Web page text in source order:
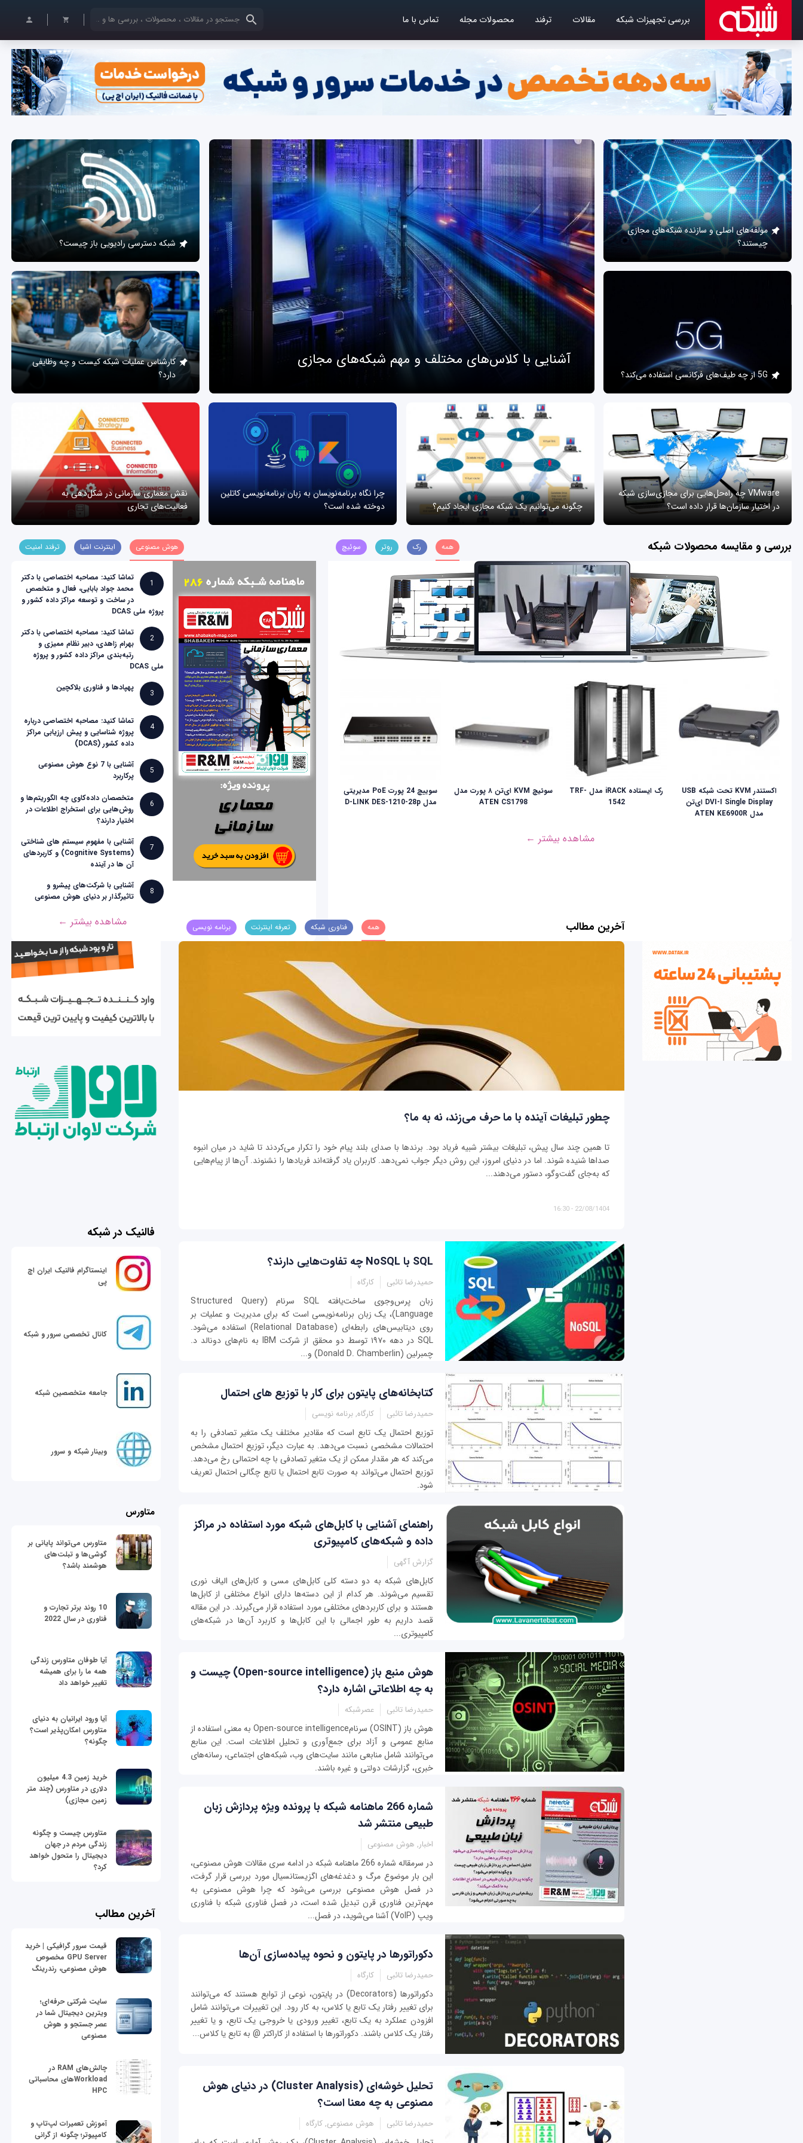
بررسی تجهیزات شبکه مقالات ترفند محصولات مجله تماس با ما کلمات کلیدی خود را وارد کنید
آشنایی با کلاس‌های مختلف و مهم شبکه‌های مجازی
مولفه‌های اصلی و سازنده شبکه‌های مجازی
چیستند؟
5G از چه طیف‌های فرکانسی استفاده می‌کند؟
شبکه دسترسی رادیویی باز چیست؟
کارشناس عملیات شبکه کیست و چه وظایفی
دارد؟
VMware چه راه‌حل‌هایی برای مجازی‌سازی شبکه
در اختیار سازمان‌ها قرار داده است؟
چگونه می‌توانیم یک شبکه مجازی ایجاد کنیم؟
چرا نگاه برنامه‌نویسان به زبان برنامه‌نویسی کاتلین
دوخته شده است؟
نقش معماری سازمانی در شکل‌دهی به
فعالیت‌های تجاری
بررسی و مقایسه محصولات شبکه همه رک روتر سوئیچ
اکستندر KVM تحت شبکه USB
DVI-I Single Display ای‌تن
مدل ATEN KE6900R
رک ایستاده iRACK مدل TRF-
1542
سوئیچ KVM ای‌تن ۸ پورت مدل
ATEN CS1798
سوییچ 24 پورت PoE مدیریتی
مدل D-LINK DES-1210-28p
مشاهده بیشتر ←
هوش مصنوعی اینترنت اشیا ترفند امنیت
1
تماشا کنید: مصاحبه اختصاصی با دکتر
محمد جواد بابایی، فعال و متخصص
در ساخت و توسعه مراکز داده کشور و
پروژه ملی DCAS
2
تماشا کنید: مصاحبه اختصاصی با دکتر
بهرام زاهدی، دبیر نظام ممیزی و
رتبه‌بندی مراکز داده کشور و پروژه
ملی DCAS
3
پهپادها و فناوری بلاکچین
4
تماشا کنید: مصاحبه اختصاصی درباره
پروژه شناسایی و پیش ارزیابی مراکز
داده کشور (DCAS)
5
آشنایی با 7 نوع هوش مصنوعی
پرکاربرد
6
متخصصان داده‌کاوی چه الگوریتم‌ها و
روش‌هایی برای استخراج اطلاعات در
اختیار دارند؟
7
آشنایی با مفهوم سیستم های شناختی
(Cognitive Systems) و کاربردهای
آن ها در آینده
8
آشنایی با شرکت‌های پیشرو و
تاثیرگذار بر دنیای هوش مصنوعی
مشاهده بیشتر ← آخرین مطالب همه فناوری شبکه تعرفه اینترنت برنامه نویسی
چطور تبلیغات آینده با ما حرف می‌زند، نه به ما؟
تا همین چند سال پیش، تبلیغات بیشتر شبیه فریاد بود. برندها با صدای بلند پیام خود را تکرار می‌کردند تا شاید در میان انبوه
صداها شنیده شوند. اما در دنیای امروز، این روش دیگر جواب نمی‌دهد. کاربران یاد گرفته‌اند فریادها را نشنوند. آن‌ها از پیام‌هایی
که به‌جای گفت‌وگو، دستور می‌دهند...
22/08/1404 - 16:30
SQL با NoSQL چه تفاوت‌‌هایی دارند؟
حمیدرضا تائبی کارگاه
زبان پرس‌وجوی ساخت‌یافته SQL سرنام (Structured Query
Language)، یک زبان برنامه‌نویسی است که برای مدیریت و عملیات بر
روی دیتابیس‌های رابطه‌ای (Relational Database) استفاده می‌شود.
SQL در دهه ۱۹۷۰ توسط دو محقق از شرکت IBM به نام‌های دونالد د.
چمبرلین (Donald D. Chamberlin) و...
کتابخانه‌های پایتون برای کار با توزیع های احتمال
حمیدرضا تائبی کارگاه, برنامه نویسی
توزیع احتمال یک تابع است که مقادیر مختلف یک متغیر تصادفی را به
احتمالات مشخصی نسبت می‌دهد. به عبارت دیگر، توزیع احتمال مشخص
می‌کند که هر مقدار ممکن از یک متغیر تصادفی با چه احتمالی رخ می‌دهد.
توزیع احتمال می‌تواند به صورت تابع احتمال یا تابع چگالی احتمال تعریف
شود.
راهنمای آشنایی با کابل‌های شبکه مورد استفاده در مراکز
داده و شبکه‌های کامپیوتری
گزارش آگهی
کابل‌های شبکه به دو دسته کلی کابل‌های مسی و کابل‌های الیاف نوری
تقسیم می‌شوند. هر کدام از این دسته‌ها دارای انواع مختلفی از کابل‌ها
هستند و برای کاربردهای مختلفی مورد استفاده قرار می‌گیرند. در این مقاله
قصد داریم به طور اجمالی با این کابل‌ها و کاربرد آن‌ها در شبکه‌های
کامپیوتری...
هوش منبع باز (Open-source intelligence) چیست و
به چه اطلاعاتی اشاره دارد؟
حمیدرضا تائبی عصرشبکه
هوش باز (OSINT) سرنامOpen-source intelligence به معنی استفاده از
منابع عمومی و آزاد برای جمع‌آوری و تحلیل اطلاعات است. این منابع
می‌توانند شامل منابعی مانند سایت‌های وب، شبکه‌های اجتماعی، رسانه‌های
خبری، گزارشات دولتی و غیره باشند.
شماره 266 ماهنامه شبکه با پرونده ویژه پردازش زبان
طبیعی منتشر شد
اخبار, هوش مصنوعی
در سرمقاله شماره 266 ماهنامه شبکه در ادامه سری مقالات هوش مصنوعی،
این بار موضوع مرگ و دغدغه‌های اگزیستانسیال مورد بررسی قرار گرفت،
در فصل هوش مصنوعی بررسی ‌می‌شود که چرا هوش مصنوعی به
مهم‌ترین فناوری قرن تبدیل شده است، در فصل فناوری شبکه با فناوری
ویپ (VoIP) آشنا می‌شوید، در فصل...
دکوراتورها در پایتون و نحوه پیاده‌سازی آن‌ها
حمیدرضا تائبی کارگاه
دکوراتورها (Decorators) در پایتون، نوعی از توابع هستند که می‌توانند
برای تغییر رفتار یک تابع یا کلاس، به کار رود. این تغییرات می‌توانند شامل
افزودن عملکرد به یک تابع، تغییر ورودی یا خروجی یک تابع، و یا تغییر
رفتار یک کلاس باشند. دکوراتورها با استفاده از کاراکتر @ به تابع یا کلاس...
تحلیل خوشه‌ای (Cluster Analysis) در دنیای هوش
مصنوعی به چه معنا است؟
حمیدرضا تائبی هوش مصنوعی, کارگاه
فالنیک در شبکه
اینستاگرام فالنیک ایران اچ
پی
کانال تخصصی سرور و شبکه
جامعه متخصصین شبکه
وبینار شبکه و سرور
متاورس
متاورس می‌تواند پایانی بر
گوشی‌ها و تبلت‌های
هوشمند باشد؟
10 روند برتر تجارت و
فناوری در سال 2022
آیا طوفان متاورس زندگی
همه ما را برای همیشه
تغییر خواهد داد
آیا ورود ایرانیان به دنیای
متاورس امکان‌پذیر است؟
چگونه؟
خرید زمین 4.3 میلیون
دلاری در متاورس (چند متر
زمین مجازی)
متاورس چیست و چگونه
زندگی مردم در جهان
دیجیتال را متحول خواهد
کرد؟
آخرین مطالب
قیمت سرور گرافیکی | خرید
GPU Server مخصوص
هوش مصنوعی، رندرینگ
سایت شرکتی حرفه‌ای؛
ویترین دیجیتال شما در
عصر جستجو و هوش
مصنوعی
چالش‌های RAM در
Workloadهای محاسباتی
HPC
آموزش تعمیرات لپ‌تاپ و
کامپیوتر؛ چگونه از گرانی